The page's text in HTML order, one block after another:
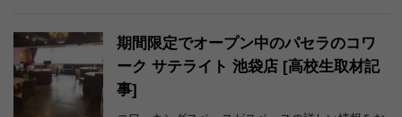
期間限定でオープン中のパセラのコワ
ーク サテライト 池袋店 [高校生取材記
事]